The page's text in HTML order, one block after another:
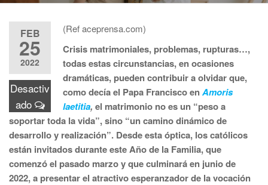
FEB
25
2022
Desactiv
ado
(Ref aceprensa.com)
Crisis matrimoniales, problemas, rupturas…,
todas estas circunstancias, en ocasiones
dramáticas, pueden contribuir a olvidar que,
como decía el Papa Francisco enAmoris
laetitia, el matrimonio no es un “peso a
soportar toda la vida”, sino “un camino dinámico de
desarrollo y realización”. Desde esta óptica, los católicos
están invitados durante este Año de la Familia, que
comenzó el pasado marzo y que culminará en junio de
2022, a presentar el atractivo esperanzador de la vocación